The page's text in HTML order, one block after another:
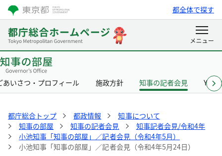
都全体で探す
あいさつ・プロフィール 施政方針 知事の記者会見
都庁総合トップ 都政情報
知事について
知事の部屋
知事の記者会見
知事記者会見/令和4年
小池知事「知事の部屋」／記者会見（令和4年5月）
小池知事「知事の部屋」／記者会見（令和4年5月24日）